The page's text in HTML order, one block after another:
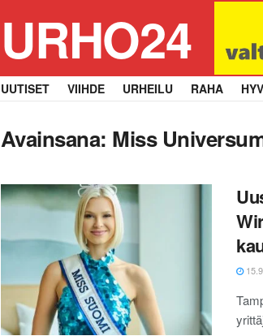
URHO24
UUTISET VIIHDE URHEILU RAHA
Avainsana: Miss